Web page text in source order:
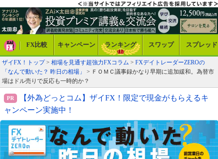
FX比較 キャンペーン ランキング スワップ スプレッド
ザイFX！トップ> 相場を見通す超強力FXコラム > FXデイトレーダーZEROの
「なんで動いた？ 昨日の相場」
> ＦＯＭＣ議事録かなり早期に追加緩和。為替市
場はドル売りで反応も一時的か？
【外為どっとコム】ザイFX！限定で現金がもらえるキ
ャンペーン実施中！